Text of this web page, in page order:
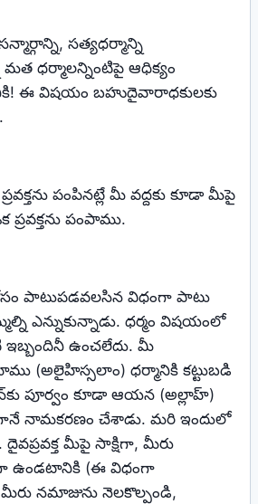
సత్యధర్మాన్ని
ధర్మాలన్నింటిపై ఆధిక్యం
ఈ విషయం బహుదైవారాధకులకు
పంపినట్లే మీ వద్దకు కూడా మీపై
పంపాము.
పాటుపడవలసిన విధంగా పాటు
ఎన్నుకున్నాడు. ధర్మం విషయంలో
ఉంచలేదు. మీ
(అలైహిస్సలాం) ధర్మానికి కట్టుబడి
పూర్వం కూడా ఆయన (అల్లాహ్‌)
నామకరణం చేశాడు. మరి ఇందులో
మీపై సాక్షిగా, మీరు
ఉండటానికి (ఈ విధంగా
నమాజును నెలకొల్పండి,